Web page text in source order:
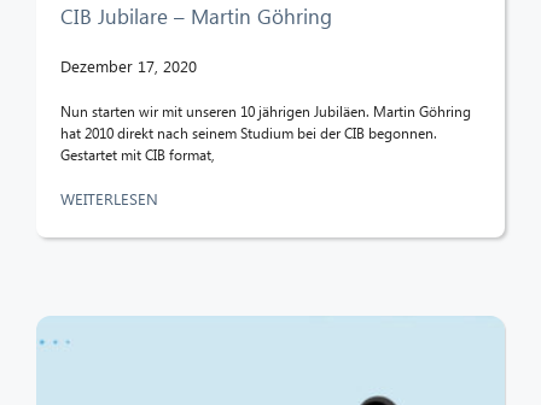
CIB Jubilare – Martin Göhring
Dezember 17, 2020
Nun starten wir mit unseren 10 jährigen Jubiläen. Martin Göhring
hat 2010 direkt nach seinem Studium bei der CIB begonnen.
Gestartet mit CIB format,
WEITERLESEN